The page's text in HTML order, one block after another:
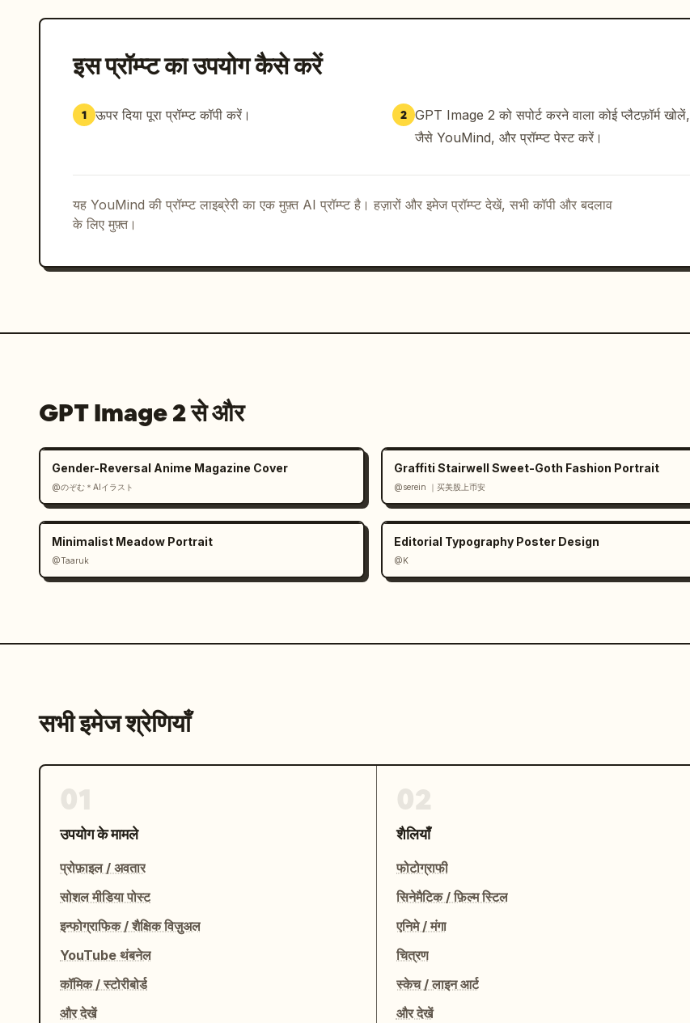
transmission system (dual-clutch S tronic representation)
intake, exhaust, and thermal management routing
optional mild-hybrid or plug-in hybrid battery integration
partial internal exposure showing combustion or electric assist layering
Electronics SystemECU and domain control architecture (centralized compute
wiring harness with ultra-clean routed geometry
driver assistance systems (ADAS module cluster)
infotainment + digital cockpit processing unit
ENGINEERING REALISM RULE
Preserve left/right symmetry with controlled functional asymmetry only
Group micro-components in structured clusters near their assemblies
automotive engineering logic
VISUAL STYLE & MATERIAL LANGUAGE
Use modern Audi design precision:brushed aluminum + matte graphite structural
materials
इस प्रॉम्प्ट का उपयोग कैसे करें
1 ऊपर दिया पूरा प्रॉम्प्ट कॉपी करें। 2 GPT Image 2 को सपोर्ट करने वाला कोई प्लैटफ़ॉर्म खोलें,
जैसे YouMind, और प्रॉम्प्ट पेस्ट करें।
यह YouMind की प्रॉम्प्ट लाइब्रेरी का एक मुफ़्त AI प्रॉम्प्ट है। हज़ारों और इमेज प्रॉम्प्ट देखें, सभी कॉपी और बदलाव
के लिए मुफ़्त।
GPT Image 2 से और
Gender-Reversal Anime Magazine Cover
@のぞむ＊AIイラスト
Graffiti Stairwell Sweet-Goth Fashion Portrait
@serein ｜买美股上币安
Minimalist Meadow Portrait
@Taaruk
Editorial Typography Poster Design
@K
सभी इमेज श्रेणियाँ
उपयोग के मामले
प्रोफ़ाइल / अवतार
सोशल मीडिया पोस्ट
इन्फोग्राफिक / शैक्षिक विज़ुअल
YouTube थंबनेल
कॉमिक / स्टोरीबोर्ड
और देखें
शैलियाँ
फोटोग्राफी
सिनेमैटिक / फ़िल्म स्टिल
एनिमे / मंगा
चित्रण
स्केच / लाइन आर्ट
और देखें